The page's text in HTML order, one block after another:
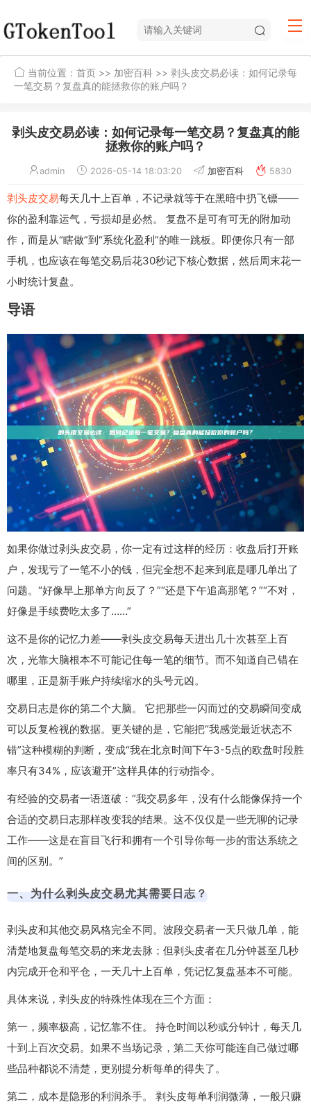
当前位置： 首页 >> 加密百科 >> 剥头皮交易必读：如何记录每
一笔交易？复盘真的能拯救你的账户吗？
剥头皮交易必读：如何记录每一笔交易？复盘真的能
拯救你的账户吗？
admin 2026-05-14 18:03:20 加密百科 5830
剥头皮交易每天几十上百单，不记录就等于在黑暗中扔飞镖——
你的盈利靠运气，亏损却是必然。 复盘不是可有可无的附加动
作，而是从“瞎做”到“系统化盈利”的唯一跳板。即便你只有一部
手机，也应该在每笔交易后花30秒记下核心数据，然后周末花一
小时统计复盘。
导语
如果你做过剥头皮交易，你一定有过这样的经历：收盘后打开账
户，发现亏了一笔不小的钱，但完全想不起来到底是哪几单出了
问题。“好像早上那单方向反了？”“还是下午追高那笔？”“不对，
好像是手续费吃太多了……”
这不是你的记忆力差——剥头皮交易每天进出几十次甚至上百
次，光靠大脑根本不可能记住每一笔的细节。而不知道自己错在
哪里，正是新手账户持续缩水的头号元凶。
交易日志是你的第二个大脑。 它把那些一闪而过的交易瞬间变成
可以反复检视的数据。更关键的是，它能把“我感觉最近状态不
错”这种模糊的判断，变成“我在北京时间下午3-5点的欧盘时段胜
率只有34%，应该避开”这样具体的行动指令。
有经验的交易者一语道破：“我交易多年，没有什么能像保持一个
合适的交易日志那样改变我的结果。这不仅仅是一些无聊的记录
工作——这是在盲目飞行和拥有一个引导你每一步的雷达系统之
间的区别。”
一、为什么剥头皮交易尤其需要日志？
剥头皮和其他交易风格完全不同。波段交易者一天只做几单，能
清楚地复盘每笔交易的来龙去脉；但剥头皮者在几分钟甚至几秒
内完成开仓和平仓，一天几十上百单，凭记忆复盘基本不可能。
具体来说，剥头皮的特殊性体现在三个方面：
第一，频率极高，记忆靠不住。 持仓时间以秒或分钟计，每天几
十到上百次交易。如果不当场记录，第二天你可能连自己做过哪
些品种都说不清楚，更别提分析每单的得失了。
第二，成本是隐形的利润杀手。 剥头皮每单利润微薄，一般只赚